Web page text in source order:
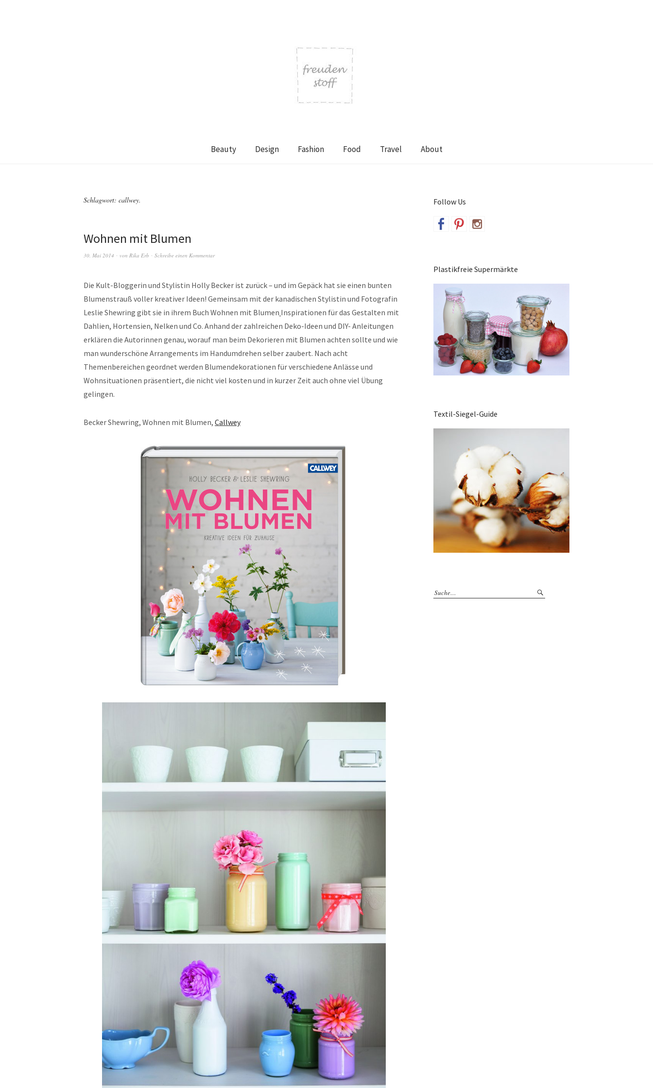
Beauty Design Fashion Food Travel About
Schlagwort: callwey.
Wohnen mit Blumen
30. Mai 2014 von Rika Erb Schreibe einen Kommentar
Die Kult-Bloggerin und Stylistin Holly Becker ist zurück – und im Gepäck hat sie einen bunten
Blumenstrauß voller kreativer Ideen! Gemeinsam mit der kanadischen Stylistin und Fotografin
Leslie Shewring gibt sie in ihrem Buch Wohnen mit Blumen Inspirationen für das Gestalten mit
Dahlien, Hortensien, Nelken und Co. Anhand der zahlreichen Deko-Ideen und DIY- Anleitungen
erklären die Autorinnen genau, worauf man beim Dekorieren mit Blumen achten sollte und wie
man wunderschöne Arrangements im Handumdrehen selber zaubert. Nach acht
Themenbereichen geordnet werden Blumendekorationen für verschiedene Anlässe und
Wohnsituationen präsentiert, die nicht viel kosten und in kurzer Zeit auch ohne viel Übung
gelingen.
Becker Shewring, Wohnen mit Blumen, Callwey
Follow Us
Plastikfreie Supermärkte
Textil-Siegel-Guide